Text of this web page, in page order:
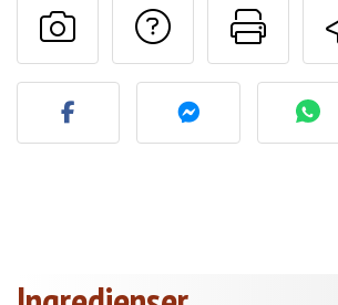
Stil et
Send dit billede